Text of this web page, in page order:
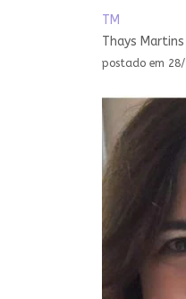
TM
Thays Martins
postado em